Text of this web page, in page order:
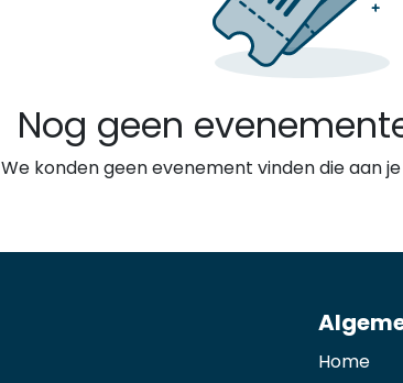
Nog geen
We konden geen evenement vinden die aan
Home